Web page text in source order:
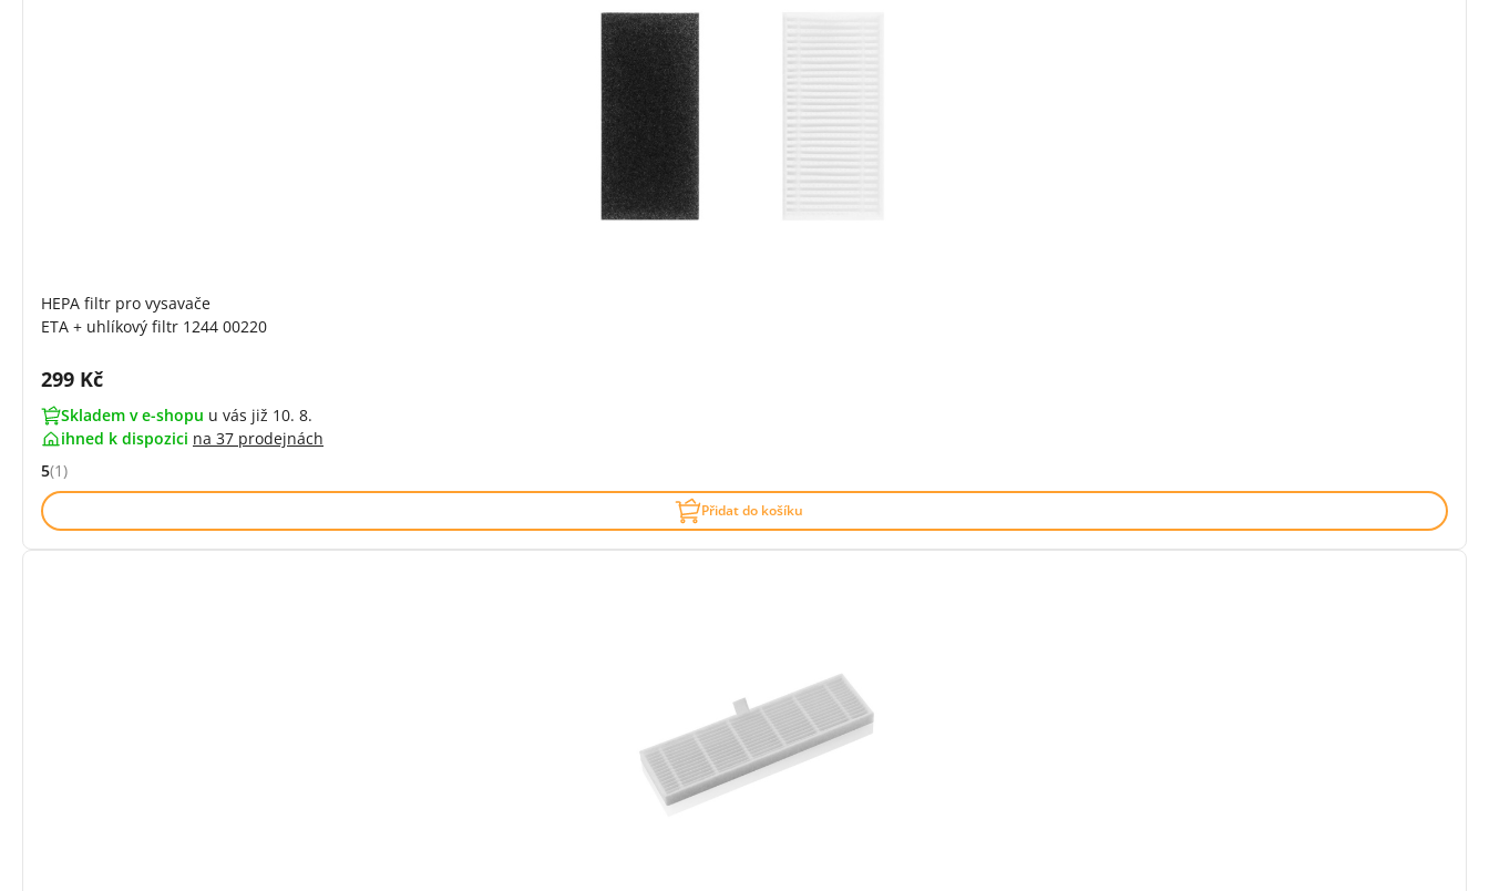
HEPA filtr pro vysavače
ETA + uhlíkový filtr 1244 00220
Cena s DPH:
299 Kč
Skladem v e-shopu u vás již 10. 8.
ihned k dispozici na 37 prodejnách
Hodnocení: 5 z 5 (1 recenzí)
5(1)
Přidat do košíku